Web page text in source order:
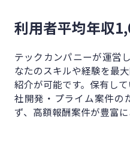
利用者平均年収
テックカンパニーが運営
なたのスキルや経験を最大
紹介が可能です。 保有し
社開発・プライム案件の
ず、 高額報酬案件が豊富に